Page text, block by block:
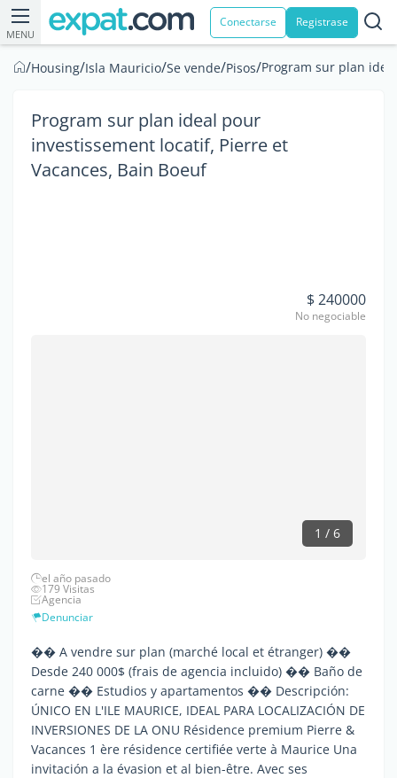
MENU
Conectarse Registrase
/Housing/Isla Mauricio/Se vende/Pisos/Program sur plan
Program sur plan ideal pour
investissement locatif, Pierre et
Vacances, Bain Boeuf
$ 240000
No negociable
1 / 6
el año pasado
179 Visitas
Agencia
Denunciar
�� A vendre sur plan (marché local et étranger) ��
Desde 240 000$ (frais de agencia incluido) �� Baño de
carne �� Estudios y apartamentos �� Descripción:
ÚNICO EN L'ILE MAURICE, IDEAL PARA LOCALIZACIÓN DE
INVERSIONES DE LA ONU Résidence premium Pierre &
Vacances 1 ère résidence certifiée verte à Maurice Una
invitación a la évasion et al bien-être. Avec ses